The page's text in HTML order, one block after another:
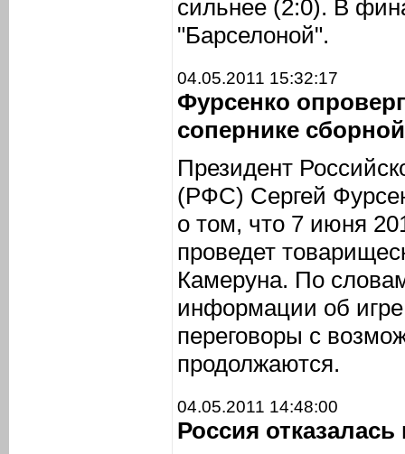
сильнее (2:0). В
"Барселоной".
04.05.2011 15:32:17
Фурсенко
сопернике
Президент
(РФС) Сергей
о том, что 7 июня
проведет
Камеруна. По
информации об игре
переговоры с
продолжаются.
04.05.2011 14:48:00
Россия